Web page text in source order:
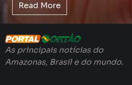
Read More
As principais notícias do
Amazonas, Brasil e do mundo.